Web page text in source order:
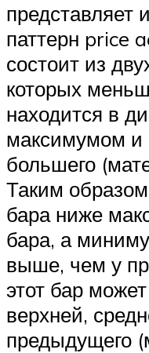
представляет
паттерн price
состоит из
которых
находится в
максимумом
большего
Таким
бара ниже
бара, а
выше, чем у
этот бар
верхней,
предыдущего